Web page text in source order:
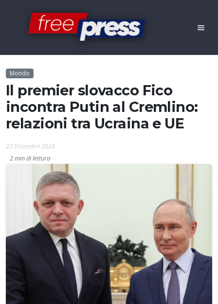
Mondo
Il premier slovacco Fico
incontra Putin al Cremlino:
relazioni tra Ucraina e UE
23 Dicembre 2024
2 min di lettura